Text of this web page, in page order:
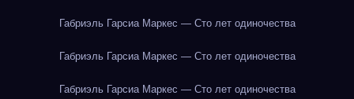
Габриэль Гарсиа Маркес — Сто лет одиночества
Габриэль Гарсиа Маркес — Сто лет одиночества
Габриэль Гарсиа Маркес — Сто лет одиночества